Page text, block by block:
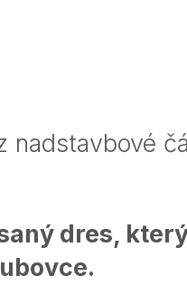
nadstavbové
dres,